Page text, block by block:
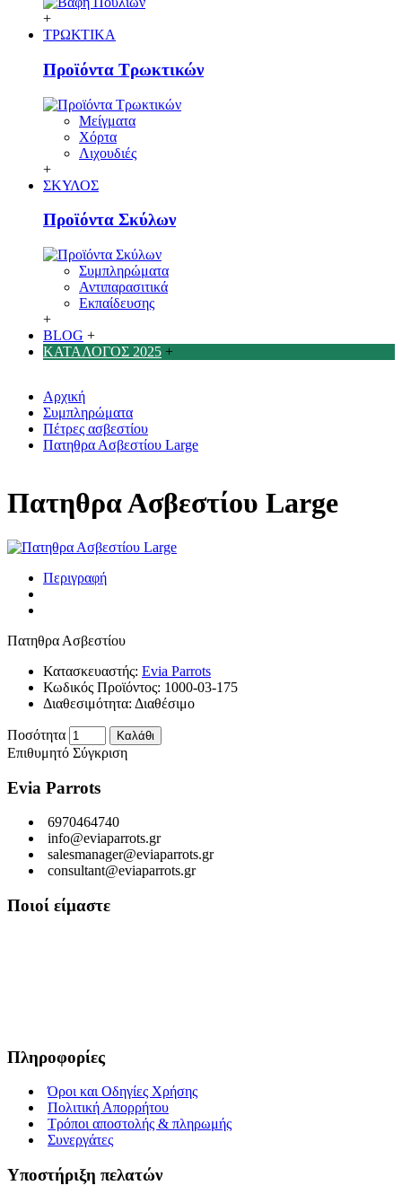
+
ΤΡΩΚΤΙΚΑ
Προϊόντα Τρωκτικών
Μείγματα
Χόρτα
Λιχουδιές
+
ΣΚΥΛΟΣ
Προϊόντα Σκύλων
Συμπληρώματα
Αντιπαρασιτικά
Εκπαίδευσης
+
BLOG +
ΚΑΤΑΛΟΓΟΣ 2025 +
Αρχική
Συμπληρώματα
Πέτρες ασβεστίου
Πατηθρα Ασβεστίου Large
Πατηθρα Ασβεστίου Large
Περιγραφή
Πατηθρα Ασβεστίου
Κατασκευαστής: Evia Parrots
Κωδικός Προϊόντος: 1000-03-175
Διαθεσιμότητα: Διαθέσιμο
Ποσότητα Καλάθι
Επιθυμητό Σύγκριση
Evia Parrots
6970464740
info@eviaparrots.gr
salesmanager@eviaparrots.gr
consultant@eviaparrots.gr
Ποιοί είμαστε
Πληροφορίες
Όροι και Οδηγίες Χρήσης
Πολιτική Απορρήτου
Τρόποι αποστολής & πληρωμής
Συνεργάτες
Υποστήριξη πελατών